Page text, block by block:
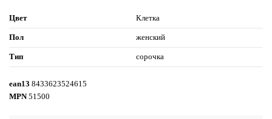
Цвет Клетка
Пол женский
Тип сорочка
ean13 8433623524615
MPN 51500